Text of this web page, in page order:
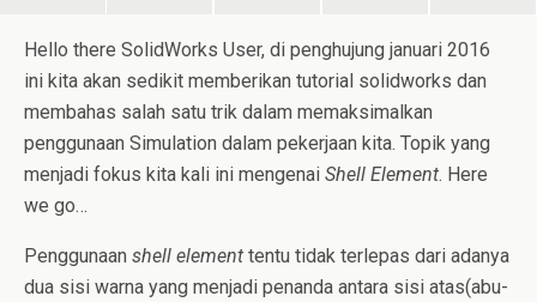
Hello there SolidWorks User, di penghujung januari 2016
ini kita akan sedikit memberikan tutorial solidworks dan
membahas salah satu trik dalam memaksimalkan
penggunaan Simulation dalam pekerjaan kita. Topik yang
menjadi fokus kita kali ini mengenai Shell Element. Here
we go…
Penggunaan shell element tentu tidak terlepas dari adanya
dua sisi warna yang menjadi penanda antara sisi atas(abu-